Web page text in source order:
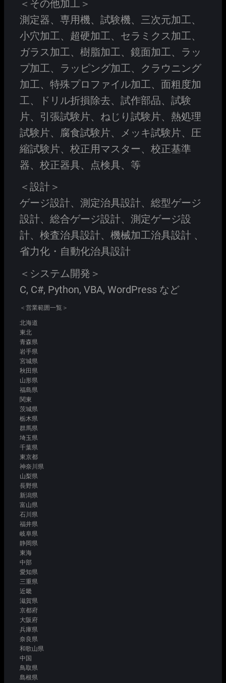
＜その他加工＞
測定器、専用機、試験機、三次元加工、
小穴加工、超硬加工、セラミクス加工、
ガラス加工、樹脂加工、鏡面加工、ラッ
プ加工、ラッピング加工、クラウニング
加工、特殊プロファイル加工、面粗度加
工、ドリル折損除去、試作部品、試験
片、引張試験片、ねじり試験片、熱処理
試験片、腐食試験片、メッキ試験片、圧
縮試験片、校正用マスター、校正基準
器、校正器具、点検具、等
＜設計＞
ゲージ設計、測定治具設計、総型ゲージ
設計、総合ゲージ設計、測定ゲージ設
計、検査治具設計、機械加工治具設計 、
省力化・自動化治具設計
＜システム開発＞
C, C#, Python, VBA, WordPress など
＜営業範囲一覧＞
北海道
東北
青森県
岩手県
宮城県
秋田県
山形県
福島県
関東
茨城県
栃木県
群馬県
埼玉県
千葉県
東京都
神奈川県
山梨県
長野県
新潟県
富山県
石川県
福井県
岐阜県
静岡県
東海
中部
愛知県
三重県
近畿
滋賀県
京都府
大阪府
兵庫県
奈良県
和歌山県
中国
鳥取県
島根県